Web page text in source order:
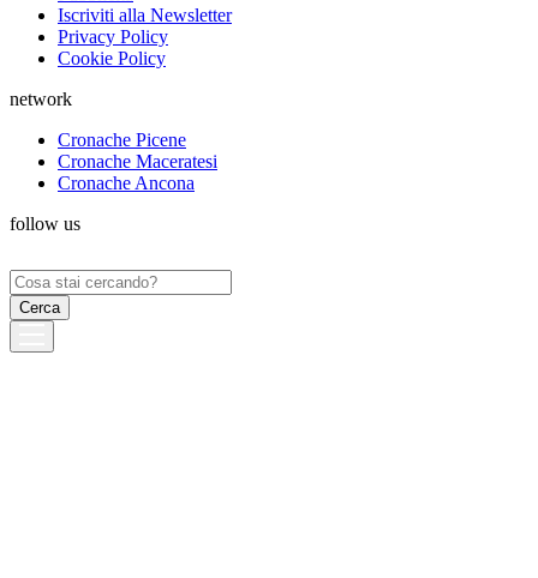
Iscriviti alla Newsletter
Privacy Policy
Cookie Policy
network
Cronache Picene
Cronache Maceratesi
Cronache Ancona
follow us
Ricerca
per: